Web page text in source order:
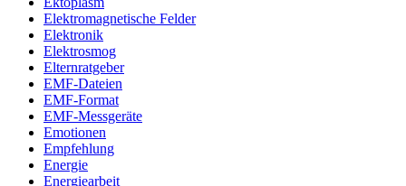
Elektromagnetische Felder
Elektronik
Elektrosmog
Elternratgeber
EMF-Dateien
EMF-Format
EMF-Messgeräte
Emotionen
Empfehlung
Energie
Energiearbeit